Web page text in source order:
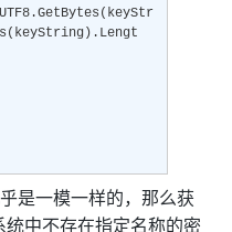
是一模一样的，那么获
中不存在指定名称的密